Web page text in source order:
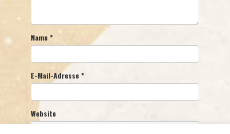
Name*
E-Mail-Adresse*
Website